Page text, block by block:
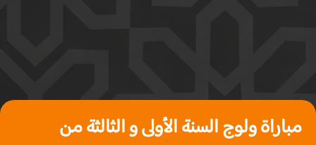
مباراة ولوج السنة الأولى و الثالثة من